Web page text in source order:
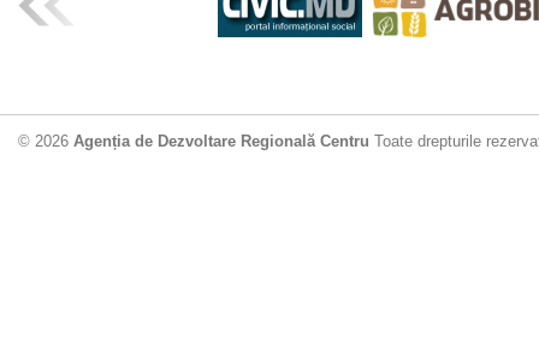
© 2026 Agenția de Dezvoltare Regională Centru Toate drepturile